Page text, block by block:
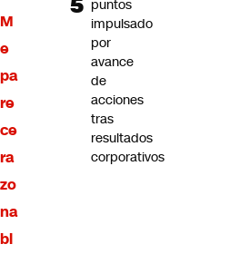
M
e
pa
re
ce
ra
zo
na
bl
puntos
impulsado
por
avance
de
acciones
tras
resultados
corporativos